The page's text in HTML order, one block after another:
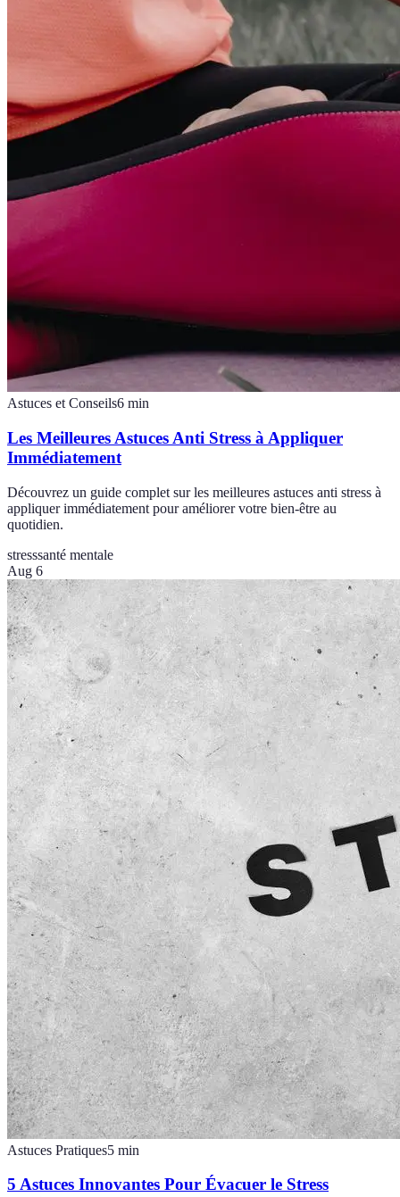
Astuces et Conseils6 min
Les Meilleures Astuces Anti Stress à Appliquer
Immédiatement
Découvrez un guide complet sur les meilleures astuces anti stress à
appliquer immédiatement pour améliorer votre bien-être au
quotidien.
stresssanté mentale
Aug 6
Astuces Pratiques5 min
5 Astuces Innovantes Pour Évacuer le Stress